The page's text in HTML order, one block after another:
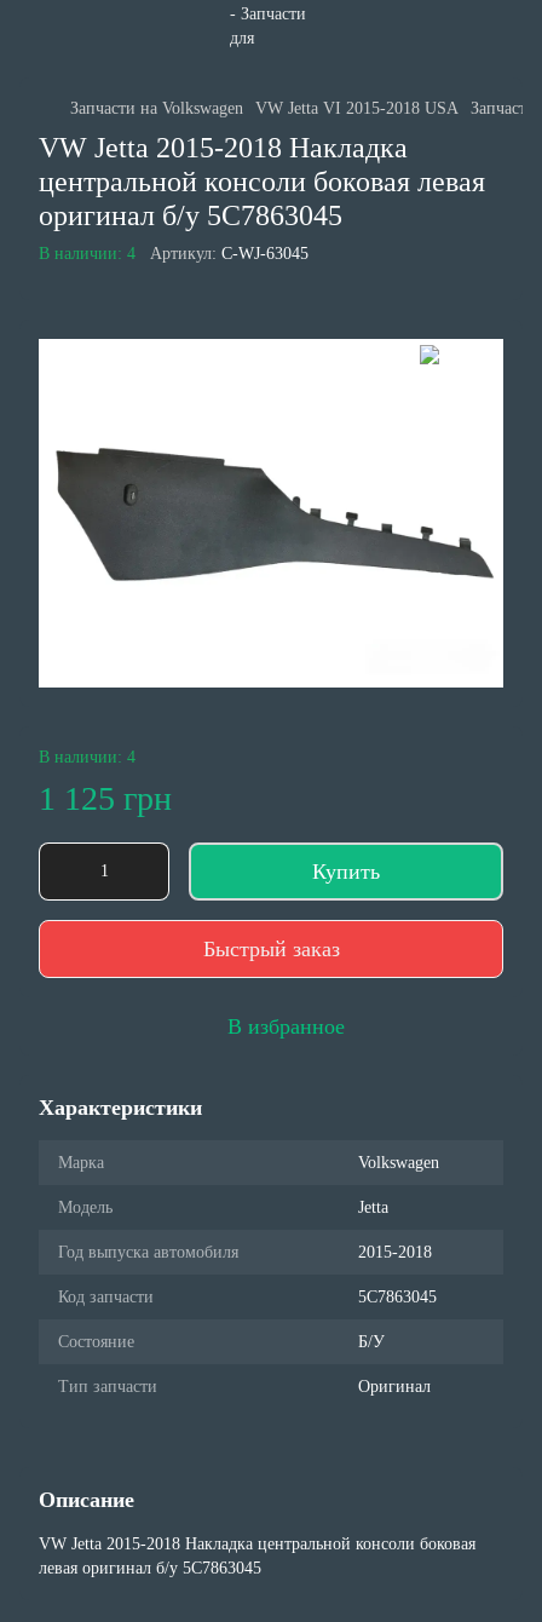
Запчасти на Volkswagen VW Jetta VI 2015-2018 USA
VW Jetta 2015-2018 Накладка
центральной консоли боковая левая
оригинал б/у 5C7863045
В наличии: 4 Артикул: C-WJ-63045
В наличии: 4
1 125 грн
Купить
Быстрый заказ
В избранное
Характеристики
Марка Volkswagen
Модель Jetta
Год выпуска автомобиля 2015-2018
Код запчасти 5C7863045
Состояние Б/У
Тип запчасти Оригинал
Описание
VW Jetta 2015-2018 Накладка центральной консоли боковая
левая оригинал б/у 5C7863045